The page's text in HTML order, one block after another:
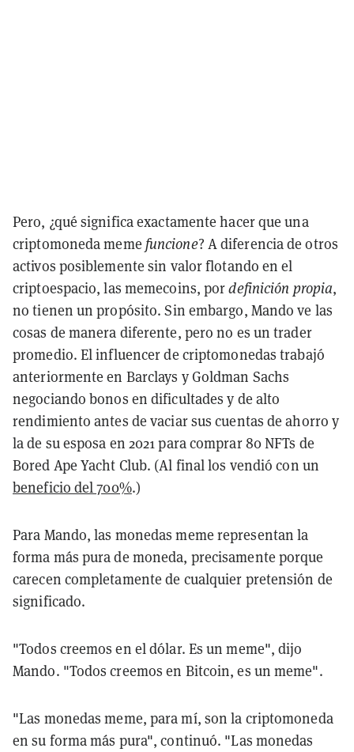
Pero, ¿qué significa exactamente hacer que una
criptomoneda meme funcione? A diferencia de otros
activos posiblemente sin valor flotando en el
criptoespacio, las memecoins, pordefinición propia,
no tienen un propósito. Sin embargo, Mando ve las
cosas de manera diferente, pero no es un trader
promedio. El influencer de criptomonedas trabajó
anteriormente en Barclays y Goldman Sachs
negociando bonos en dificultades y de alto
rendimiento antes de vaciar sus cuentas de ahorro y
la de su esposa en 2021 para comprar 80 NFTs de
Bored Ape Yacht Club. (Al final los vendió con un
beneficio del 700%.)
Para Mando, las monedas meme representan la
forma más pura de moneda, precisamente porque
carecen completamente de cualquier pretensión de
significado.
"Todos creemos en el dólar. Es un meme", dijo
Mando. "Todos creemos en Bitcoin, es un meme".
"Las monedas meme, para mí, son la criptomoneda
en su forma más pura", continuó. "Las monedas